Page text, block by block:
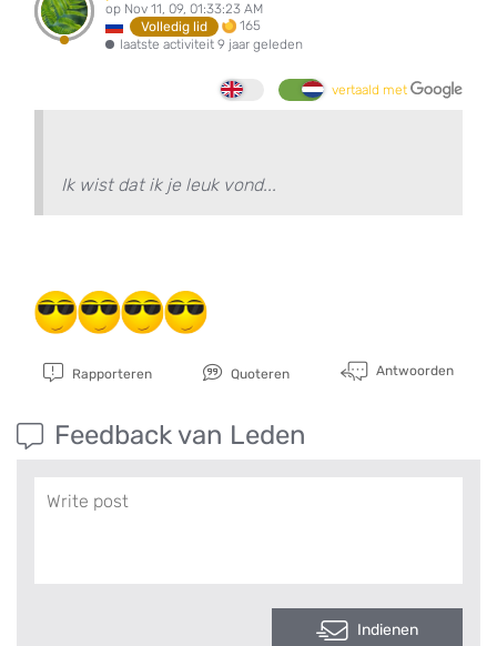
op Nov 11, 09, 01:33:23 AM
Volledig lid
165
laatste activiteit 9 jaar geleden
vertaald met
Ik wist dat ik je leuk vond...
Rapporteren Quoteren Antwoorden
Feedback van Leden
Indienen